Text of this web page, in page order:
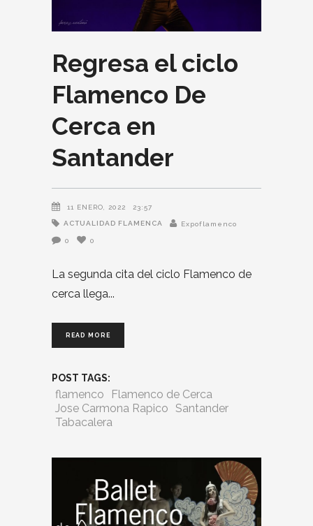
Regresa el ciclo
Flamenco De
Cerca en
Santander
11 ENERO, 2022 23:57
ACTUALIDAD FLAMENCA Expoflamenco
0 0
La segunda cita del ciclo Flamenco de
cerca llega
READ MORE
POST TAGS:
flamenco
Flamenco de Cerca
Jose Carmona Rapico Santander
Tabacalera